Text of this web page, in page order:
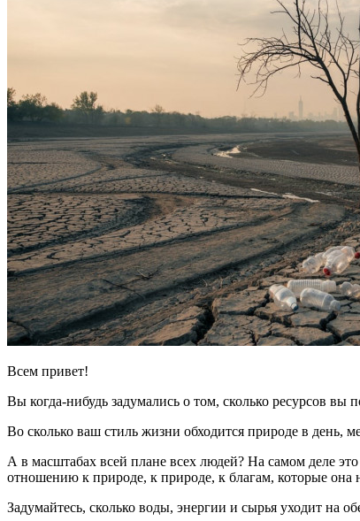
Всем привет!
Вы когда-нибудь задумались о том, сколько ресурсов вы
Во сколько ваш стиль жизни обходится природе в день,
А в масштабах всей плане всех людей? На самом деле
отношению к природе, к природе, к благам, которые она
Задумайтесь, сколько воды, энергии и сырья уходит на